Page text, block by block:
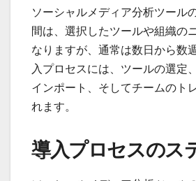
ソーシャルメディア分析ツール
間は、選択したツールや組織の
なりますが、通常は数日から数
入プロセスには、ツールの選定
インポート、そしてチームのト
れます。
導入プロセスのス